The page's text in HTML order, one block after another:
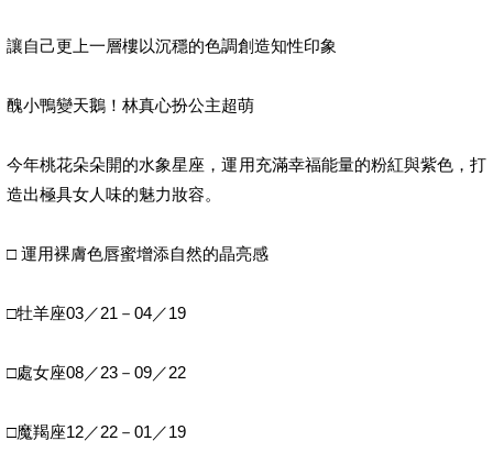
讓自己更上一層樓以沉穩的色調創造知性印象
醜小鴨變天鵝！林真心扮公主超萌
今年桃花朵朵開的水象星座，運用充滿幸福能量的粉紅與紫色，打
造出極具女人味的魅力妝容。
□ 運用裸膚色唇蜜增添自然的晶亮感
□牡羊座03／21－04／19
□處女座08／23－09／22
□魔羯座12／22－01／19